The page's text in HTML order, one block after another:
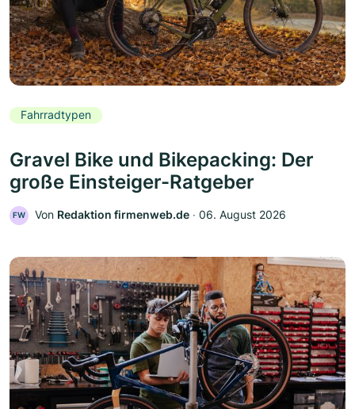
Fahrradtypen
Gravel Bike und Bikepacking: Der
große Einsteiger-Ratgeber
FW Von Redaktion firmenweb.de ‧ 06. August 2026